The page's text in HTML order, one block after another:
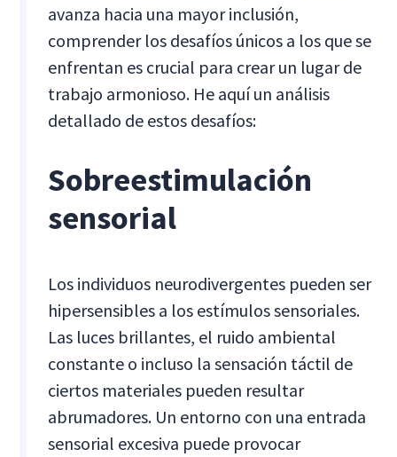
avanza hacia una mayor inclusión,
comprender los desafíos únicos a los que se
enfrentan es crucial para crear un lugar de
trabajo armonioso. He aquí un análisis
detallado de estos desafíos:
Sobreestimulación
sensorial
Los individuos neurodivergentes pueden ser
hipersensibles a los estímulos sensoriales.
Las luces brillantes, el ruido ambiental
constante o incluso la sensación táctil de
ciertos materiales pueden resultar
abrumadores. Un entorno con una entrada
sensorial excesiva puede provocar